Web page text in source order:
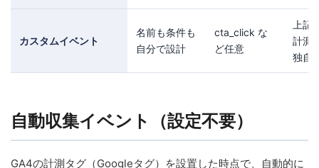
カスタムイベント
名前も条件も
自分で設計
cta_click な
ど任意
上記
計測
独自
自動収集イベント（設定不要）
GA4の計測タグ（Googleタグ）を設置した時点で、自動的に